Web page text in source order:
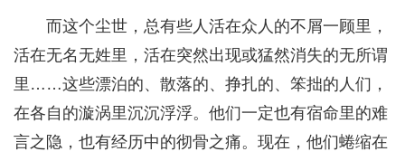
而这个尘世，总有些人活在众人的不屑一顾里，
活在无名无姓里，活在突然出现或猛然消失的无所谓
里……这些漂泊的、散落的、挣扎的、笨拙的人们，
在各自的漩涡里沉沉浮浮。他们一定也有宿命里的难
言之隐，也有经历中的彻骨之痛。现在，他们蜷缩在